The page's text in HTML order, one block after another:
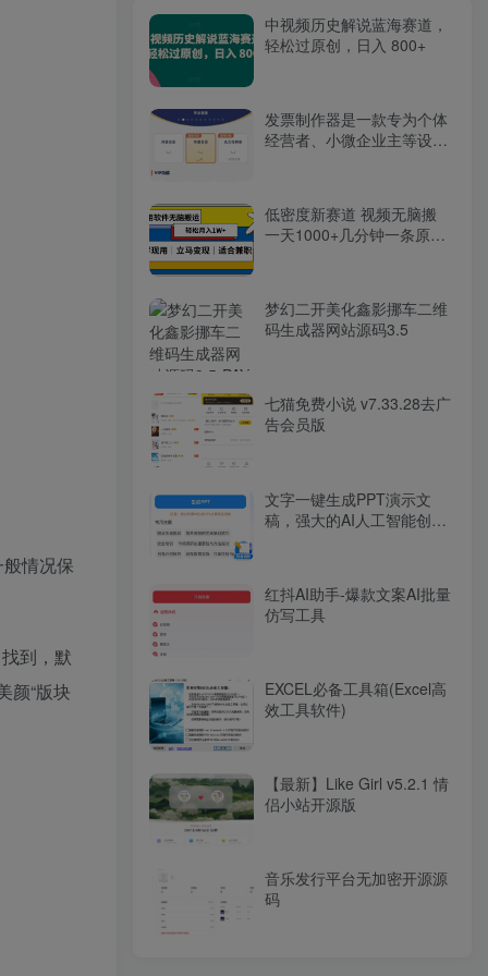
情况保
到，默
颜“版块
中视频历史解说蓝海赛道，
轻松过原创，日入 800+
发票制作器是一款专为个体
经营者、小微企业主等设计
低密度新赛道 视频无脑搬
一天1000+几分钟一条原创
梦幻二开美化鑫影挪车二维
码生成器网站源码3.5
七猫免费小说 v7.33.28去广
告会员版
文字一键生成PPT演示文
稿，强大的AI人工智能创作
红抖AI助手-爆款文案AI批量
仿写工具
EXCEL必备工具箱(Excel高
效工具软件)
【最新】Like Girl v5.2.1 情
侣小站开源版
音乐发行平台无加密开源源
码